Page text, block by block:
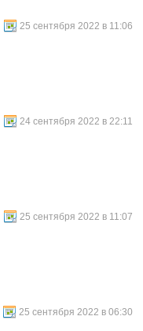
25 сентября 2022 в 11:06
24 сентября 2022 в 22:11
25 сентября 2022 в 11:07
25 сентября 2022 в 06:30